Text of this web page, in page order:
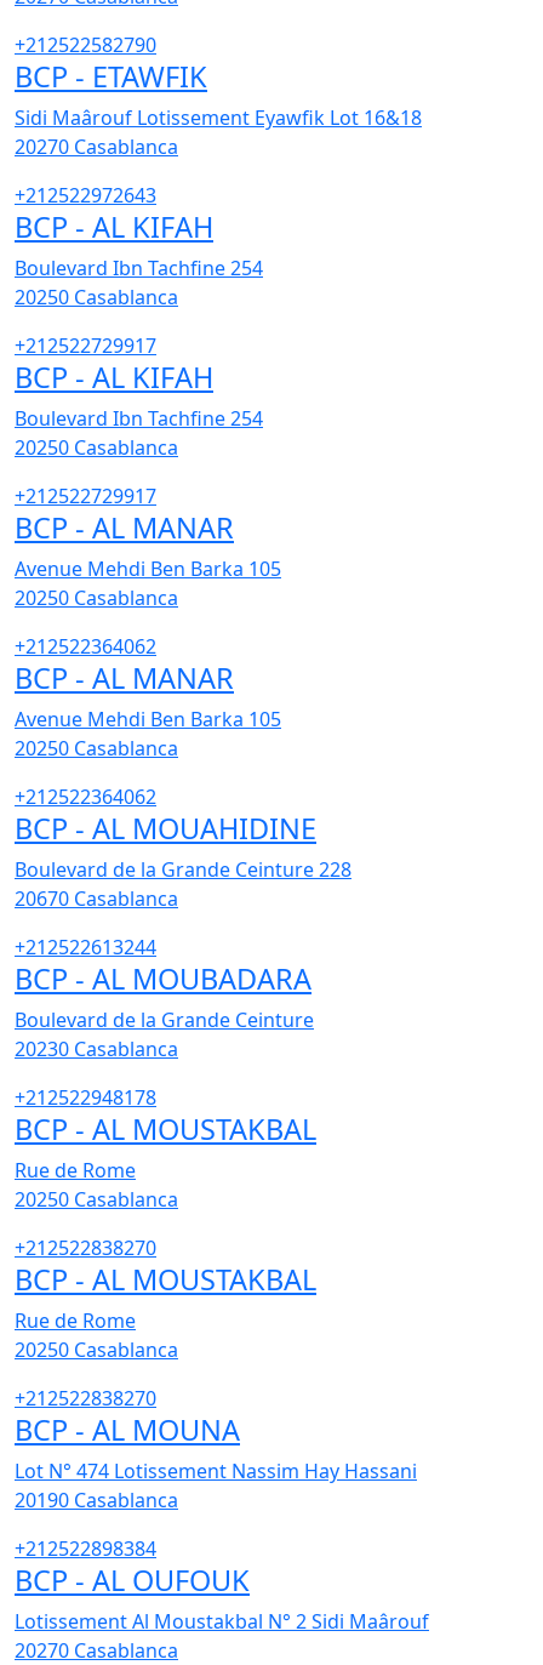
+212522582790
BCP - ETAWFIK
Sidi Maârouf Lotissement Eyawfik Lot 16&18
20270 Casablanca
+212522972643
BCP - AL KIFAH
Boulevard Ibn Tachfine 254
20250 Casablanca
+212522729917
BCP - AL KIFAH
Boulevard Ibn Tachfine 254
20250 Casablanca
+212522729917
BCP - AL MANAR
Avenue Mehdi Ben Barka 105
20250 Casablanca
+212522364062
BCP - AL MANAR
Avenue Mehdi Ben Barka 105
20250 Casablanca
+212522364062
BCP - AL MOUAHIDINE
Boulevard de la Grande Ceinture 228
20670 Casablanca
+212522613244
BCP - AL MOUBADARA
Boulevard de la Grande Ceinture
20230 Casablanca
+212522948178
BCP - AL MOUSTAKBAL
Rue de Rome
20250 Casablanca
+212522838270
BCP - AL MOUSTAKBAL
Rue de Rome
20250 Casablanca
+212522838270
BCP - AL MOUNA
Lot N° 474 Lotissement Nassim Hay Hassani
20190 Casablanca
+212522898384
BCP - AL OUFOUK
Lotissement Al Moustakbal N° 2 Sidi Maârouf
20270 Casablanca